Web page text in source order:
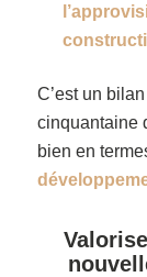
C’est un
cinquantaine
bien en